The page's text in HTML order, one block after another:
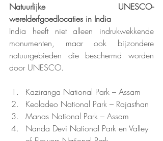
Natuurlijke UNESCO-
werelderfgoedlocaties in India
India heeft niet alleen indrukwekkende
monumenten, maar ook bijzondere
natuurgebieden die beschermd worden
door UNESCO.
Kaziranga National Park – Assam
Keoladeo National Park – Rajasthan
Manas National Park – Assam
Nanda Devi National Park en Valley